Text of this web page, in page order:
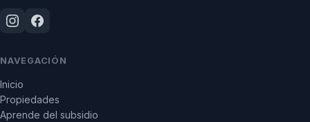
NAVEGACIÓN
Inicio
Propiedades
Aprende del subsidio